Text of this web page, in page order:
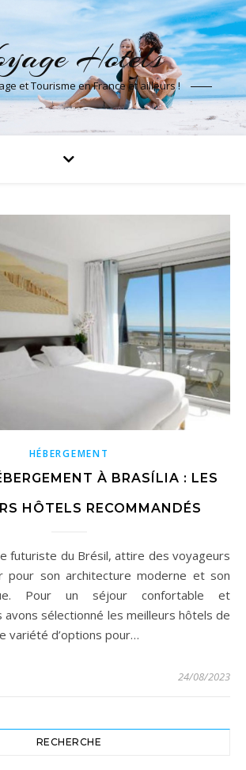
Hotels
et Tourisme en France et ailleurs !
HÉBERGEMENT
À BRASÍLIA : LES
HÔTELS RECOMMANDÉS
pour son architecture moderne et son
Pour un séjour confortable et
avons sélectionné les meilleurs hôtels de
variété d’options pour…
24/08/2023
RECHERCHE